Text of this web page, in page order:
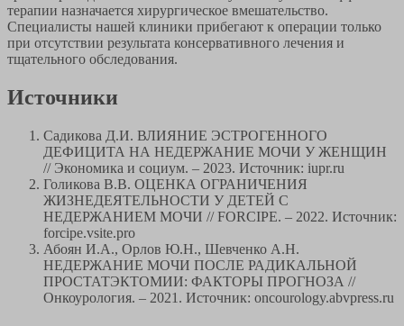
терапии назначается хирургическое вмешательство.
Специалисты нашей клиники прибегают к операции только
при отсутствии результата консервативного лечения и
тщательного обследования.
Источники
Садикова Д.И. ВЛИЯНИЕ ЭСТРОГЕННОГО
ДЕФИЦИТА НА НЕДЕРЖАНИЕ МОЧИ У ЖЕНЩИН
// Экономика и социум. – 2023. Источник: iupr.ru
Голикова В.В. ОЦЕНКА ОГРАНИЧЕНИЯ
ЖИЗНЕДЕЯТЕЛЬНОСТИ У ДЕТЕЙ С
НЕДЕРЖАНИЕМ МОЧИ // FORCIPE. – 2022. Источник:
forcipe.vsite.pro
Абоян И.А., Орлов Ю.Н., Шевченко А.Н.
НЕДЕРЖАНИЕ МОЧИ ПОСЛЕ РАДИКАЛЬНОЙ
ПРОСТАТЭКТОМИИ: ФАКТОРЫ ПРОГНОЗА //
Онкоурология. – 2021. Источник: oncourology.abvpress.ru